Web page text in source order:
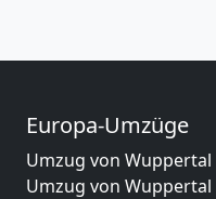
Europa-Umzüge
Umzug von Wuppertal
Umzug von Wuppertal